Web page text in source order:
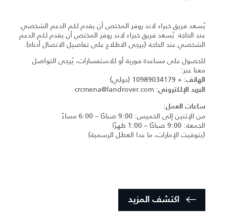
يُسعد فريق خبراء لاند روفر المختص أن يقدم لكم الدعم الشخصي
عند الحاجة يُسعد فريق خبراء لاند روفر المختص أن يقدم لكم الدعم
الشخصي عند الحاجة (يرجى الاطلاع على تفاصيل الاتصال أدناه).
للحصول على مساعدة فورية أو للاستفسارات، يُرجى التواصل
معنا عبر:
الهاتف:
+ 10989034179 (دولي)
البريد الإلكتروني:
crcmena@landrover.com
ساعات العمل:
من الإثنين إلى الخميس: 9:00 صباحًا – 6:00 مساءً
الجمعة: 9:00 صباحًا – 1:00 ظهرًا
(بتوقيت الإمارات، ما عدا العطل الرسمية)
اكتشف المزيد